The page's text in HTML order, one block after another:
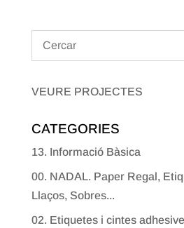
VEURE PROJECTES
CATEGORIES
13. Informació Bàsica
00. NADAL. Paper Regal,
Llaços, Sobres...
02. Etiquetes i cintes